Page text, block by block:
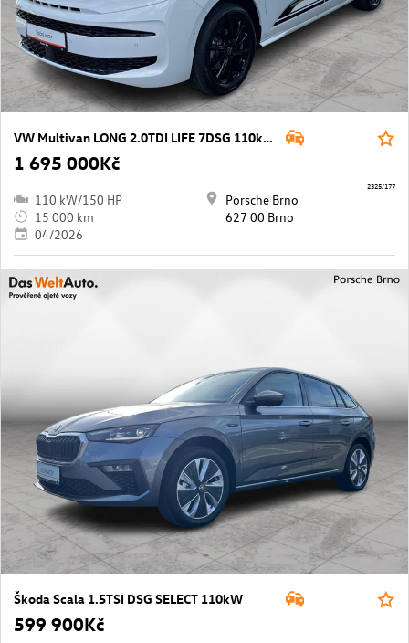
VW Multivan LONG 2.0TDI LIFE 7DSG 110kW
1 695 000Kč
110 kW/150 HP
15 000 km
04/2026
Porsche Brno
627 00 Brno
2325/177
Škoda Scala 1.5TSI DSG SELECT 110kW
599 900Kč